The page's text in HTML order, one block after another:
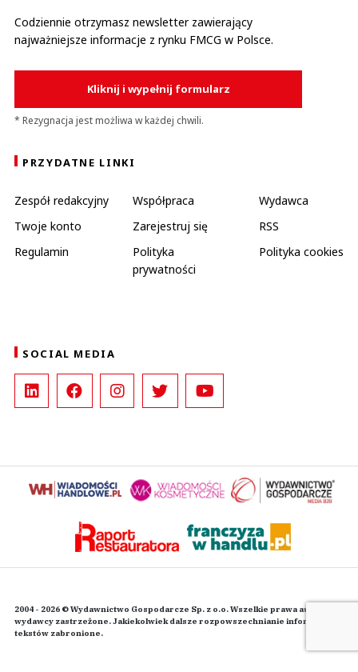
Codziennie otrzymasz newsletter zawierający
najważniejsze informacje z rynku FMCG w Polsce.
Kliknij i wypełnij formularz
* Rezygnacja jest możliwa w każdej chwili.
PRZYDATNE LINKI
Zespół redakcyjny Współpraca
Wydawca
Twoje konto
Zarejestruj się
RSS
Regulamin
Polityka
prywatności
Polityka cookies
SOCIAL MEDIA
2004 - 2026 © Wydawnictwo Gospodarcze Sp. z o.o. Wszelkie prawa autorskie
wydawcy zastrzeżone. Jakiekolwiek dalsze rozpowszechnianie informacji i
tekstów zabronione.